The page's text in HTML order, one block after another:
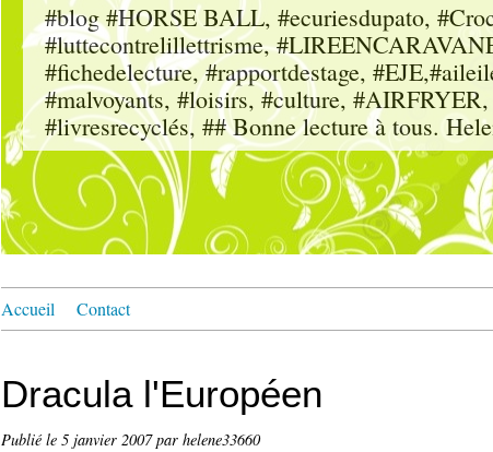
#blog #HORSE BALL, #ecuriesdupato,
#luttecontrelillettrisme,
#fichedelecture, #rapportdestage,
#malvoyants, #loisirs, #culture,
#livresrecyclés, ## Bonne lecture à tous.
Accueil Contact
Dracula l'Européen
Publié le 5 janvier 2007par helene33660